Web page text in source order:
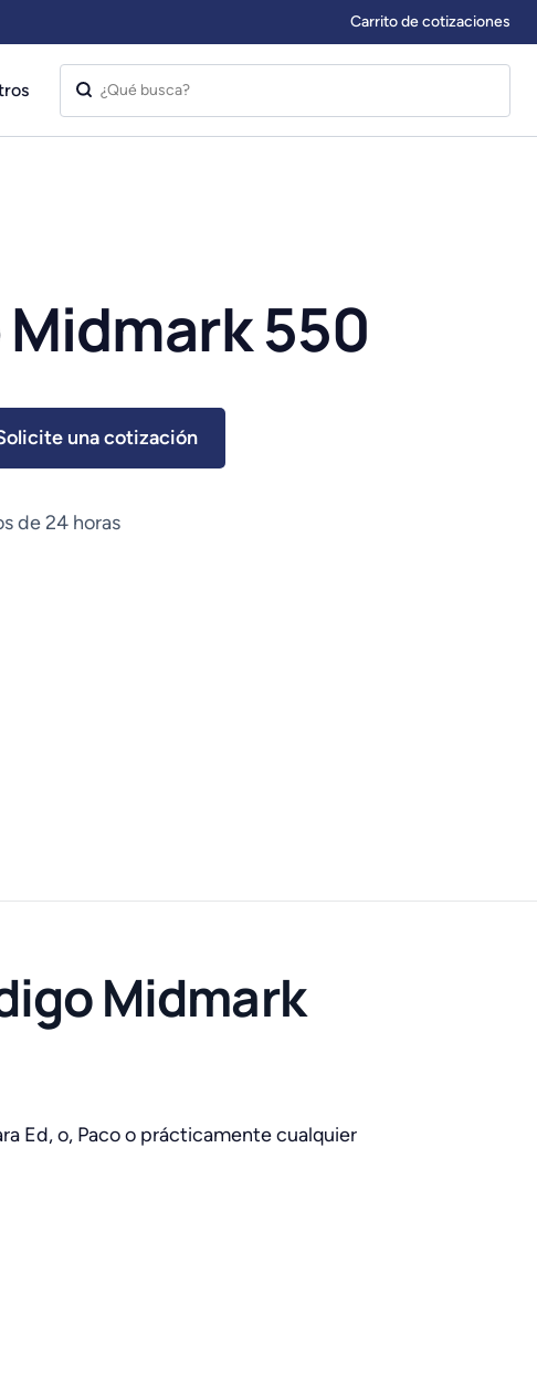
Carrito de cotizaciones
550
una cotización
de 24 horas
Midmark
Ed, o, Paco o prácticamente cualquier